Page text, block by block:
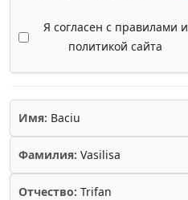
Я согласен с правилами и
политикой сайта
Имя: Baciu
Фамилия: Vasilisa
Отчество: Trifan